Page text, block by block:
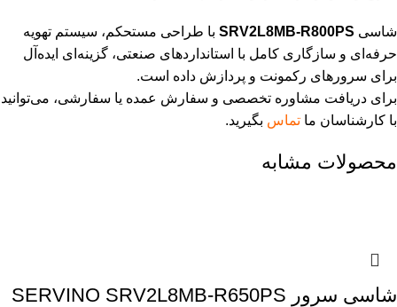
شاسی SRV2L8MB-R800PS با طراحی مستحکم، سیستم تهویه
حرفه‌ای و سازگاری کامل با استانداردهای صنعتی، گزینه‌ای ایده‌آل
برای سرورهای رکمونت و پردازش داده است.
برای دریافت مشاوره تخصصی و سفارش عمده یا سفارشی، می‌توانید
با کارشناسان ما تماس بگیرید.
محصولات مشابه
شاسی سرور SERVINO SRV2L8MB-R650PS